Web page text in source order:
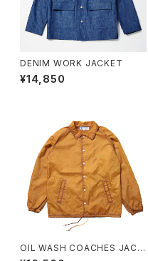
DENIM WORK JACKET
¥14,850
OIL WASH COACHES JACK
ETS